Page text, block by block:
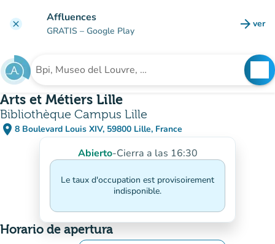
clear Affluences
GRATIS – Google Play arrow_forward ver
Buscar un establecimiento
Arts et Métiers Lille
Bibliothèque Campus Lille
place 8 Boulevard Louis XIV, 59800 Lille, France
(abrir en Google Maps)
(nueva pestaña)
Abierto-Cierra a las 16:30
Le taux d'occupation est provisoirement
indisponible.
Horario de apertura